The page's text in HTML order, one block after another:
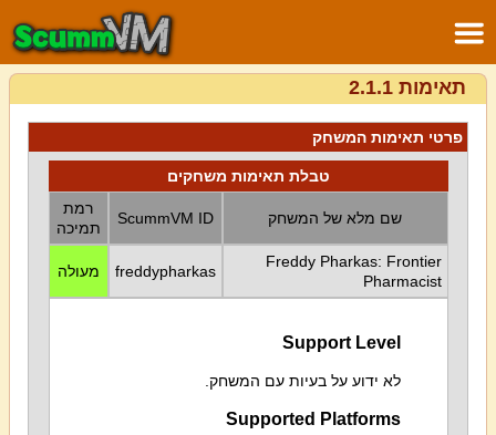
תאימות 2.1.1
פרטי תאימות המשחק
טבלת תאימות משחקים
שם מלא של המשחק ScummVM ID
רמת
תמיכה
Freddy Pharkas: Frontier
Pharmacist
freddypharkas מעולה
Support Level
לא ידוע על בעיות עם המשחק.
Supported Platforms